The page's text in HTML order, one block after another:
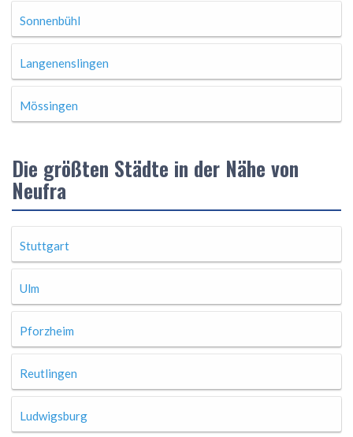
Sonnenbühl
Langenenslingen
Mössingen
Die größten Städte in der Nähe von
Neufra
Stuttgart
Ulm
Pforzheim
Reutlingen
Ludwigsburg